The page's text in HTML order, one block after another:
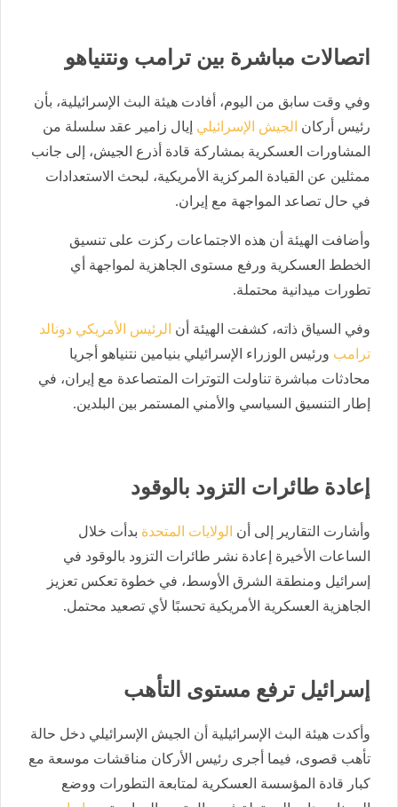
اتصالات مباشرة بين ترامب ونتنياهو
وفي وقت سابق من اليوم، أفادت هيئة البث الإسرائيلية، بأن
رئيس أركان الجيش الإسرائيلي إيال زامير عقد سلسلة من
المشاورات العسكرية بمشاركة قادة أذرع الجيش، إلى جانب
ممثلين عن القيادة المركزية الأمريكية، لبحث الاستعدادات
في حال تصاعد المواجهة مع إيران.
وأضافت الهيئة أن هذه الاجتماعات ركزت على تنسيق
الخطط العسكرية ورفع مستوى الجاهزية لمواجهة أي
تطورات ميدانية محتملة.
وفي السياق ذاته، كشفت الهيئة أن الرئيس الأمريكي دونالد
ترامب ورئيس الوزراء الإسرائيلي بنيامين نتنياهو أجريا
محادثات مباشرة تناولت التوترات المتصاعدة مع إيران، في
إطار التنسيق السياسي والأمني المستمر بين البلدين.
إعادة طائرات التزود بالوقود
وأشارت التقارير إلى أن الولايات المتحدة بدأت خلال
الساعات الأخيرة إعادة نشر طائرات التزود بالوقود في
إسرائيل ومنطقة الشرق الأوسط، في خطوة تعكس تعزيز
الجاهزية العسكرية الأمريكية تحسبًا لأي تصعيد محتمل.
إسرائيل ترفع مستوى التأهب
وأكدت هيئة البث الإسرائيلية أن الجيش الإسرائيلي دخل حالة
تأهب قصوى، فيما أجرى رئيس الأركان مناقشات موسعة مع
كبار قادة المؤسسة العسكرية لمتابعة التطورات ووضع